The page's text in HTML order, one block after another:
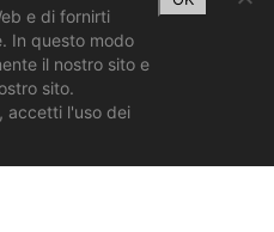
e di fornirti
In questo modo
il nostro sito e
sito.
accetti l'uso dei